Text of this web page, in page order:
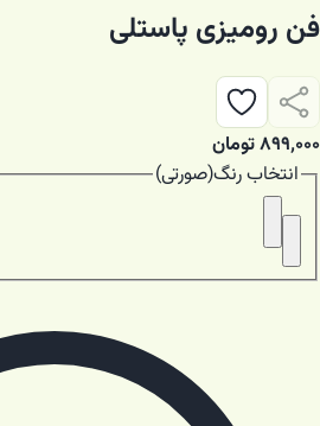
فن رومیزی پاستلی
۸۹۹٬۰۰۰تومان
انتخابرنگ(صورتی)